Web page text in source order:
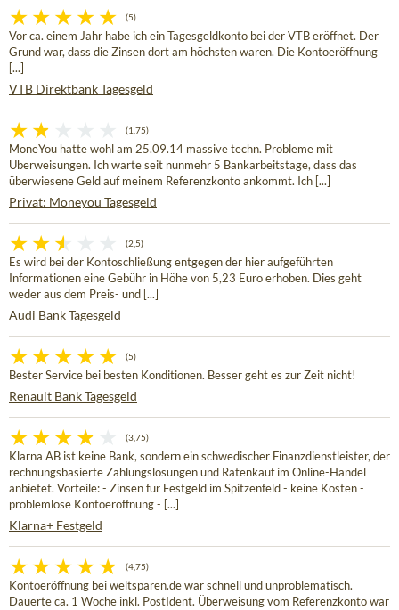
(5)
Vor ca. einem Jahr habe ich ein Tagesgeldkonto bei der VTB eröffnet. Der
Grund war, dass die Zinsen dort am höchsten waren. Die Kontoeröffnung
[...]
VTB Direktbank Tagesgeld
(1,75)
MoneYou hatte wohl am 25.09.14 massive techn. Probleme mit
Überweisungen. Ich warte seit nunmehr 5 Bankarbeitstage, dass das
überwiesene Geld auf meinem Referenzkonto ankommt. Ich [...]
Privat: Moneyou Tagesgeld
(2,5)
Es wird bei der Kontoschließung entgegen der hier aufgeführten
Informationen eine Gebühr in Höhe von 5,23 Euro erhoben. Dies geht
weder aus dem Preis- und [...]
Audi Bank Tagesgeld
(5)
Bester Service bei besten Konditionen. Besser geht es zur Zeit nicht!
Renault Bank Tagesgeld
(3,75)
Klarna AB ist keine Bank, sondern ein schwedischer Finanzdienstleister, der
rechnungsbasierte Zahlungslösungen und Ratenkauf im Online-Handel
anbietet. Vorteile: - Zinsen für Festgeld im Spitzenfeld - keine Kosten -
problemlose Kontoeröffnung - [...]
Klarna+ Festgeld
(4,75)
Kontoeröffnung bei weltsparen.de war schnell und unproblematisch.
Dauerte ca. 1 Woche inkl. PostIdent. Überweisung vom Referenzkonto war